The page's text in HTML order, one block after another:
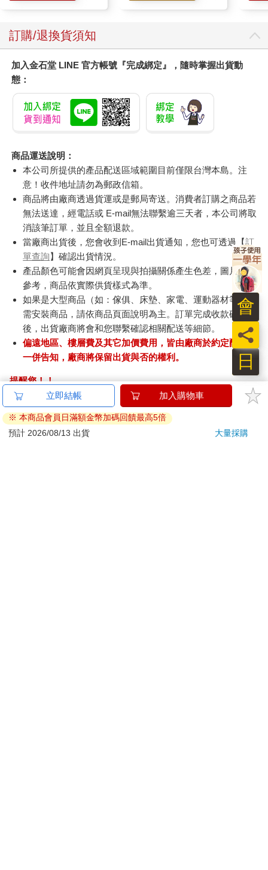
訂購/退換貨須知
加入金石堂 LINE 官方帳號『完成綁定』，隨時掌握出貨動
態：
商品運送說明：
本公司所提供的產品配送區域範圍目前僅限台灣本島。注
意！收件地址請勿為郵政信箱。
商品將由廠商透過貨運或是郵局寄送。消費者訂購之商品若
無法送達，經電話或 E-mail無法聯繫逾三天者，本公司將取
消該筆訂單，並且全額退款。
當廠商出貨後，您會收到E-mail出貨通知，您也可透過【訂
單查詢】確認出貨情況。
產品顏色可能會因網頁呈現與拍攝關係產生色差，圖片僅供
參考，商品依實際供貨樣式為準。
如果是大型商品（如：傢俱、床墊、家電、運動器材等）及
需安裝商品，請依商品頁面說明為主。訂單完成收款確認
後，出貨廠商將會和您聯繫確認相關配送等細節。
偏遠地區、樓層費及其它加價費用，皆由廠商於約定配送時
一併告知，廠商將保留出貨與否的權利。
提醒您！！
金石堂及銀行均不會請您操作ATM! 如接獲電話要求您前往
ATM提款機，請不要聽從指示，以免受騙上當！
退換貨須知：
立即結帳 加入購物車
※ 本商品會員日滿額金幣加碼回饋最高5倍
預計 2026/08/13 出貨
大量採購
日